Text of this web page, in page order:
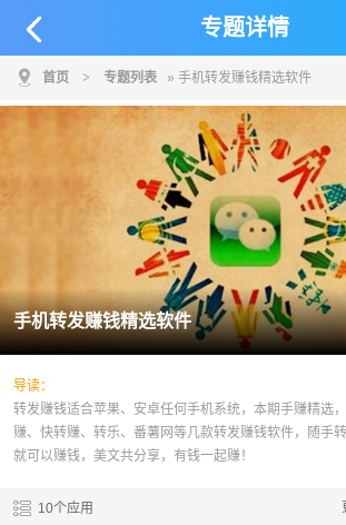
专题详情
首页 > 专题列表 » 手机转发赚钱精选软件
手机转发赚钱精选软件
导读：
转发赚钱适合苹果、安卓任何手机系统，本期手赚精选
赚、快转赚、转乐、番薯网等几款转发赚钱软件，随手
就可以赚钱，美文共分享，有钱一起赚！
10个应用